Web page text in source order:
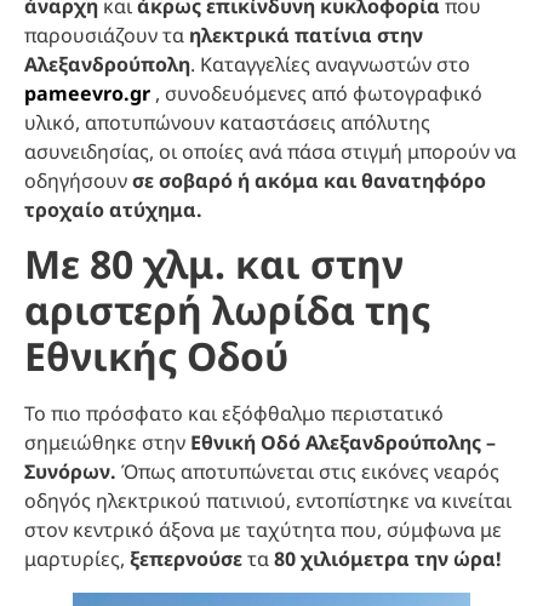
άναρχη καιάκρως επικίνδυνη κυκλοφορία που
παρουσιάζουν τα ηλεκτρικά πατίνια στην
Αλεξανδρούπολη. Καταγγελίες αναγνωστών στο
pameevro.gr , συνοδευόμενες από φωτογραφικό
υλικό, αποτυπώνουν καταστάσεις απόλυτης
ασυνειδησίας, οι οποίες ανά πάσα στιγμή μπορούν να
οδηγήσουνσε σοβαρό ή ακόμα και θανατηφόρο
τροχαίο ατύχημα.
Με 80 χλμ. και στην
αριστερή λωρίδα της
Εθνικής Οδού
Το πιο πρόσφατο και εξόφθαλμο περιστατικό
σημειώθηκε στην Εθνική Οδό Αλεξανδρούπολης –
Συνόρων. Όπως αποτυπώνεται στις εικόνες νεαρός
οδηγός ηλεκτρικού πατινιού, εντοπίστηκε να κινείται
στον κεντρικό άξονα με ταχύτητα που, σύμφωνα με
μαρτυρίες, ξεπερνούσετα80 χιλιόμετρα την ώρα!